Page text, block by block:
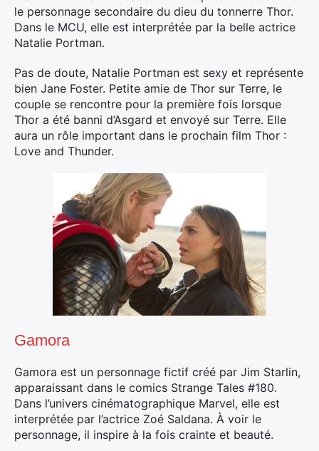
le personnage secondaire du dieu du tonnerre Thor.
Dans le MCU, elle est interprétée par la belle actrice
Natalie Portman.
Pas de doute, Natalie Portman est sexy et représente
bien Jane Foster. Petite amie de Thor sur Terre, le
couple se rencontre pour la première fois lorsque
Thor a été banni d’Asgard et envoyé sur Terre. Elle
aura un rôle important dans le prochain film Thor :
Love and Thunder.
Gamora
Gamora est un personnage fictif créé par Jim Starlin,
apparaissant dans le comics Strange Tales #180.
Dans l’univers cinématographique Marvel, elle est
interprétée par l’actrice Zoé Saldana. À voir le
personnage, il inspire à la fois crainte et beauté.